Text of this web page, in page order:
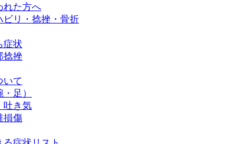
れた方へ
ビリ・捻挫・骨折
症状
捻挫
いて
足）
吐き気
損傷